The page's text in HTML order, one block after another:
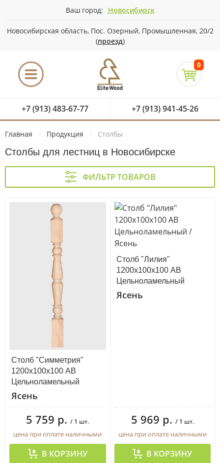
Ваш город: Новосибирск
Новосибирская область, Пос. Озерный, Промышленная, 20/2
(проезд)
+7 (913) 483-67-77 +7 (913) 941-45-26
0
Главная Продукция Столбы
Столбы для лестниц в Новосибирске
ФИЛЬТР ТОВАРОВ
Столб "Симметрия"
1200х100х100 АВ
Цельноламельный
Ясень
5 759 р. / 1 шт.
цена при оплате наличными
В КОРЗИНУ
Столб "Лилия"
1200х100х100 АВ
Цельноламельный
Ясень
5 969 р. / 1 шт.
цена при оплате наличными
В КОРЗИНУ